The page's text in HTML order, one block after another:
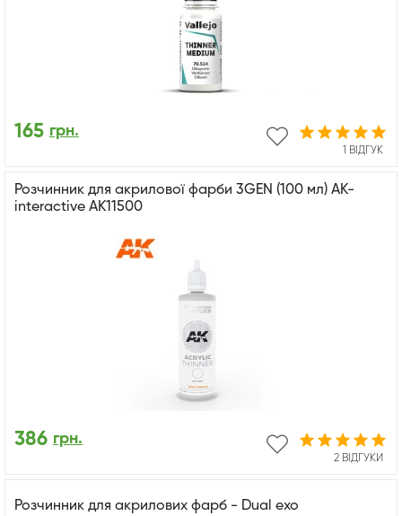
1 ВІДГУК
165 грн.
Розчинник для акрилової фарби 3GEN (100 мл) AK-
interactive AK11500
2 ВІДГУКИ
386 грн.
Розчинник для акрилових фарб - Dual exo